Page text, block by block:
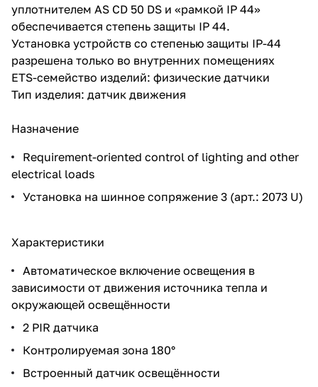
уплотнителем AS CD 50 DS и «рамкой IP 44»
обеспечивается степень защиты IP 44.
Установка устройств со степенью защиты IP-44
разрешена только во внутренних помещениях
ETS-семейство изделий: физические датчики
Тип изделия: датчик движения
Назначение
Requirement-oriented control of lighting and other
electrical loads
Установка на шинное сопряжение 3 (арт.: 2073 U)
Характеристики
Автоматическое включение освещения в
зависимости от движения источника тепла и
окружающей освещённости
2 PIR датчика
Контролируемая зона 180°
Встроенный датчик освещённости